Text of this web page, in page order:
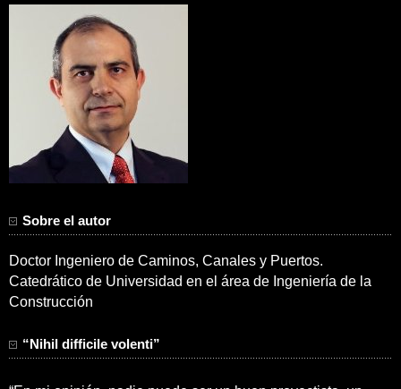
Sobre el autor
Doctor Ingeniero de Caminos, Canales y Puertos.
Catedrático de Universidad en el área de Ingeniería de la
Construcción
“Nihil difficile volenti”